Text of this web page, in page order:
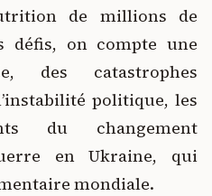
de millions de
défis, on compte une
des catastrophes
politique, les
du changement
en Ukraine, qui
mondiale.